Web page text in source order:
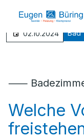
02.10.2024 Bad
⸺
Welche